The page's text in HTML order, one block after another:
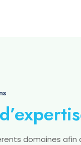
domaines afin